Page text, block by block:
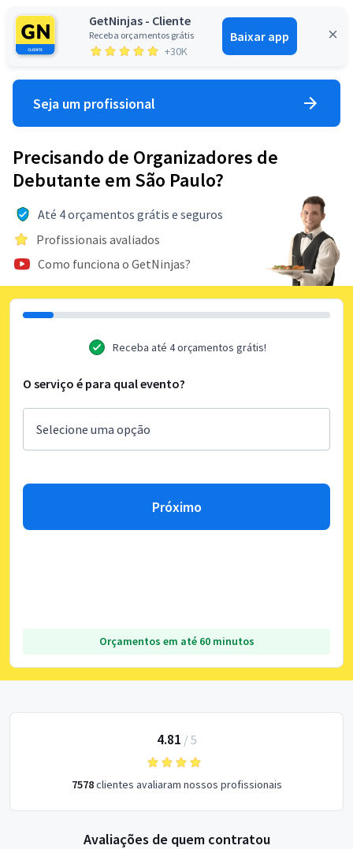
GetNinjas - Cliente
Receba orçamentos grátis
+30K
Baixar app
Entrar
Seja um profissional
Precisando de Organizadores de
Debutante em São Paulo?
Até 4 orçamentos grátis e seguros
Profissionais avaliados
Como funciona o GetNinjas?
Receba até 4 orçamentos grátis!
O serviço é para qual evento?
Próximo
Orçamentos em até 60 minutos
4.81 / 5
7578clientes avaliaram nossos profissionais
Avaliações de quem contratou